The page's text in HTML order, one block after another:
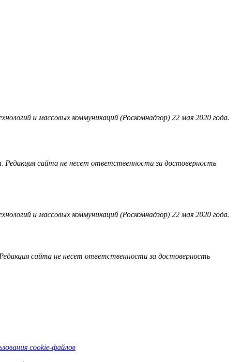
и массовых коммуникаций (Роскомнадзор) 22 мая 2020 года.
сайта не несет ответственности за достоверность
и массовых коммуникаций (Роскомнадзор) 22 мая 2020 года.
сайта не несет ответственности за достоверность
cookie-файлов